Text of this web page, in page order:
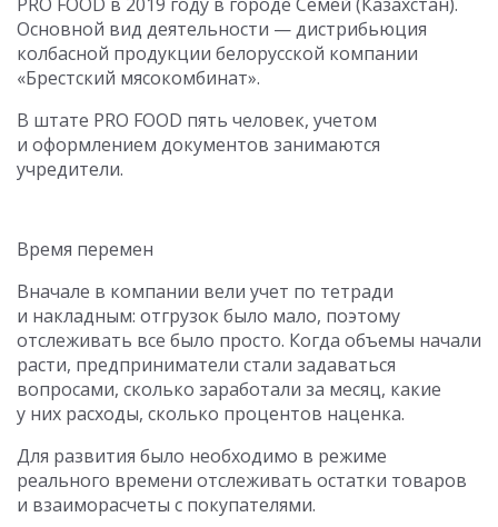
Основной вид деятельности — дистрибьюция
колбасной продукции белорусской компании
«Брестский мясокомбинат».
В штате PRO FOOD пять человек, учетом
и оформлением документов занимаются
учредители.
Время перемен
Вначале в компании вели учет по тетради
и накладным: отгрузок было мало, поэтому
отслеживать все было просто. Когда объемы начали
расти, предприниматели стали задаваться
вопросами, сколько заработали за месяц, какие
у них расходы, сколько процентов наценка.
Для развития было необходимо в режиме
реального времени отслеживать остатки товаров
и взаиморасчеты с покупателями.